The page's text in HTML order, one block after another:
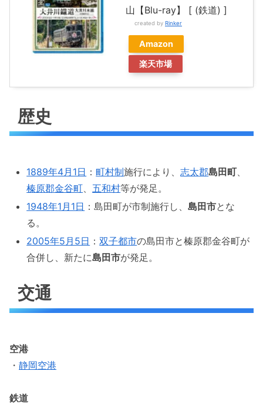
山【Blu-ray】 [ (鉄道) ]
created by Rinker
Amazon
楽天市場
歴史
1889年4月1日 ：町村制施行により、志太郡島田町、
榛原郡金谷町、五和村等が発足。
1948年1月1日 ：島田町が市制施行し、島田市とな
る。
2005年5月5日 ：双子都市の島田市と榛原郡金谷町が
合併し、新たに島田市が発足。
交通
空港
・ 静岡空港
鉄道